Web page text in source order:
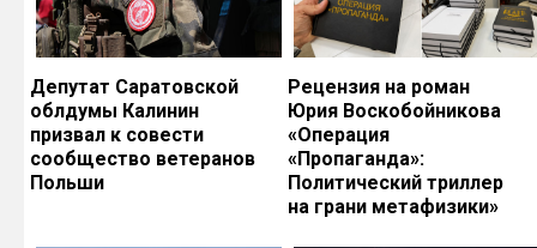
Депутат Саратовской
облдумы Калинин
призвал к совести
сообщество ветеранов
Польши
Рецензия на роман
Юрия Воскобойникова
«Операция
«Пропаганда»:
Политический триллер
на грани метафизики»